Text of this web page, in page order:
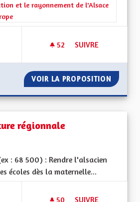
la catégorie : La Culture, l'Education et
et le rayonnement de l'Alsace
52 52 ABONNÉS
SUIVRE
VOIR LA PROPOSITION
régionnale
: 68 500) : Rendre l'alsacien
écoles dès la maternelle...
50 50 ABONNÉS
SUIVRE